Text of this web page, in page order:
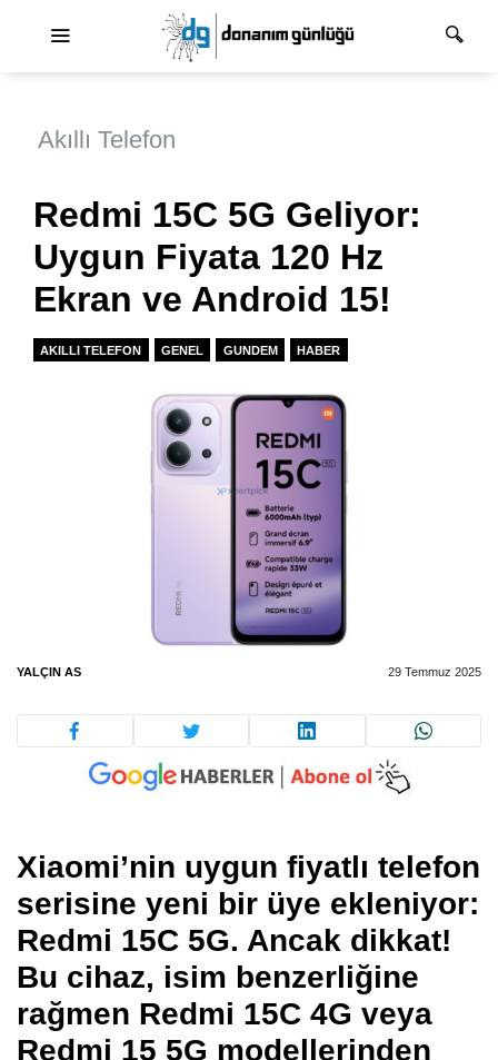
Akıllı Telefon
Redmi 15C 5G Geliyor:
Uygun Fiyata 120 Hz
Ekran ve Android 15!
AKILLI TELEFON GENEL GUNDEM HABER
YALÇIN AS 29 Temmuz 2025
Xiaomi’nin uygun fiyatlı telefon
serisine yeni bir üye ekleniyor:
Redmi 15C 5G. Ancak dikkat!
Bu cihaz, isim benzerliğine
rağmen Redmi 15C 4G veya
Redmi 15 5G modellerinden